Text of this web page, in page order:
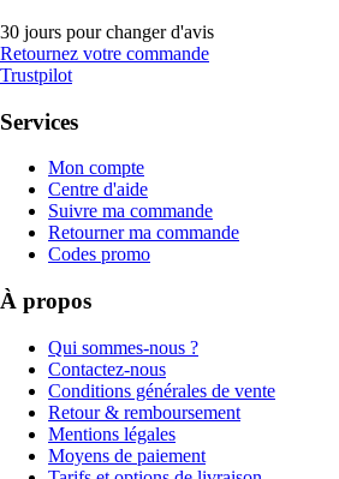
30 jours pour changer d'avis
Retournez votre commande
Trustpilot
Services
Mon compte
Centre d'aide
Suivre ma commande
Retourner ma commande
Codes promo
À propos
Qui sommes-nous ?
Contactez-nous
Conditions générales de vente
Retour & remboursement
Mentions légales
Moyens de paiement